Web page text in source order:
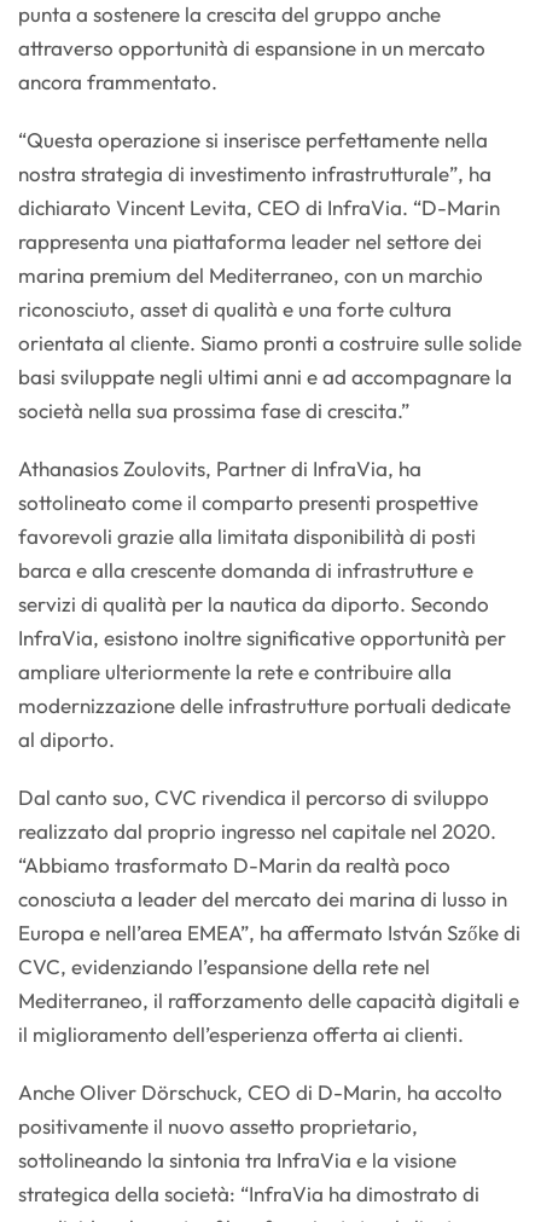
punta a sostenere la crescita del gruppo anche
attraverso opportunità di espansione in un mercato
ancora frammentato.
“Questa operazione si inserisce perfettamente nella
nostra strategia di investimento infrastrutturale”, ha
dichiarato Vincent Levita, CEO di InfraVia. “D-Marin
rappresenta una piattaforma leader nel settore dei
marina premium del Mediterraneo, con un marchio
riconosciuto, asset di qualità e una forte cultura
orientata al cliente. Siamo pronti a costruire sulle solide
basi sviluppate negli ultimi anni e ad accompagnare la
società nella sua prossima fase di crescita.”
Athanasios Zoulovits, Partner di InfraVia, ha
sottolineato come il comparto presenti prospettive
favorevoli grazie alla limitata disponibilità di posti
barca e alla crescente domanda di infrastrutture e
servizi di qualità per la nautica da diporto. Secondo
InfraVia, esistono inoltre significative opportunità per
ampliare ulteriormente la rete e contribuire alla
modernizzazione delle infrastrutture portuali dedicate
al diporto.
Dal canto suo, CVC rivendica il percorso di sviluppo
realizzato dal proprio ingresso nel capitale nel 2020.
“Abbiamo trasformato D-Marin da realtà poco
conosciuta a leader del mercato dei marina di lusso in
Europa e nell’area EMEA”, ha affermato István Szőke di
CVC, evidenziando l’espansione della rete nel
Mediterraneo, il rafforzamento delle capacità digitali e
il miglioramento dell’esperienza offerta ai clienti.
Anche Oliver Dörschuck, CEO di D-Marin, ha accolto
positivamente il nuovo assetto proprietario,
sottolineando la sintonia tra InfraVia e la visione
strategica della società: “InfraVia ha dimostrato di